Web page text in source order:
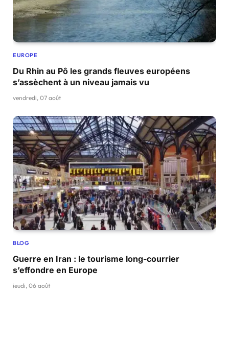
EUROPE
Du Rhin au Pô les grands fleuves européens
s’assèchent à un niveau jamais vu
vendredi, 07 août
BLOG
Guerre en Iran : le tourisme long-courrier
s’effondre en Europe
jeudi, 06 août